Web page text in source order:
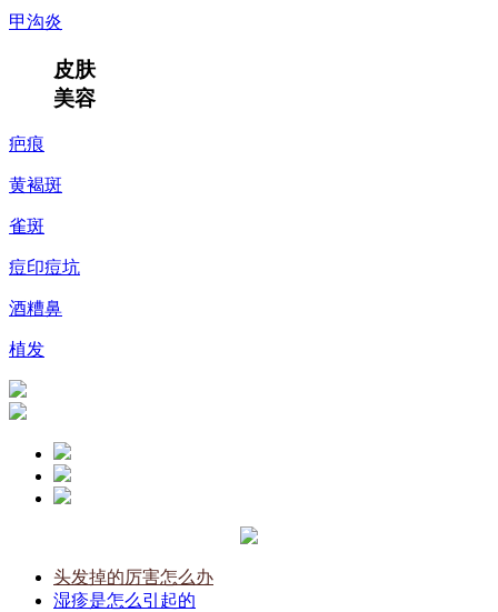
甲沟炎
皮肤
美容
疤痕
黄褐斑
雀斑
痘印痘坑
酒糟鼻
植发
头发掉的厉害怎么办
湿疹是怎么引起的